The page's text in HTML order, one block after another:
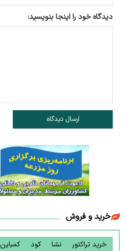
دیدگاه خود را اینجا بنویسید:
ارسال دیدگاه
خرید و فروش
خرید تراکتور نشا کود کمباین